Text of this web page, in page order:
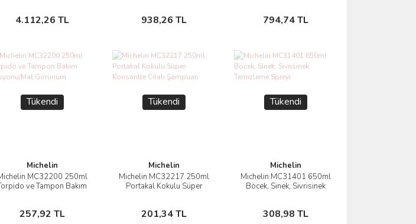
4.112,26 TL
Stokta Yok 938,26 TL
Stokta Yok 794,74 TL
Stokta Yok
Tükendi
Michelin
MC32200 250ml
ve Tampon Bakım
257,92 TL
İncele
Stokta Yok
Tükendi
Michelin
Michelin MC32217 250ml
Portakal Kokulu Süper
201,34 TL
İncele
Stokta Yok
Tükendi
Michelin
Michelin MC31401 650ml
Böcek, Sinek, Sivrisinek
308,98 TL
İncele
Stokta Yok